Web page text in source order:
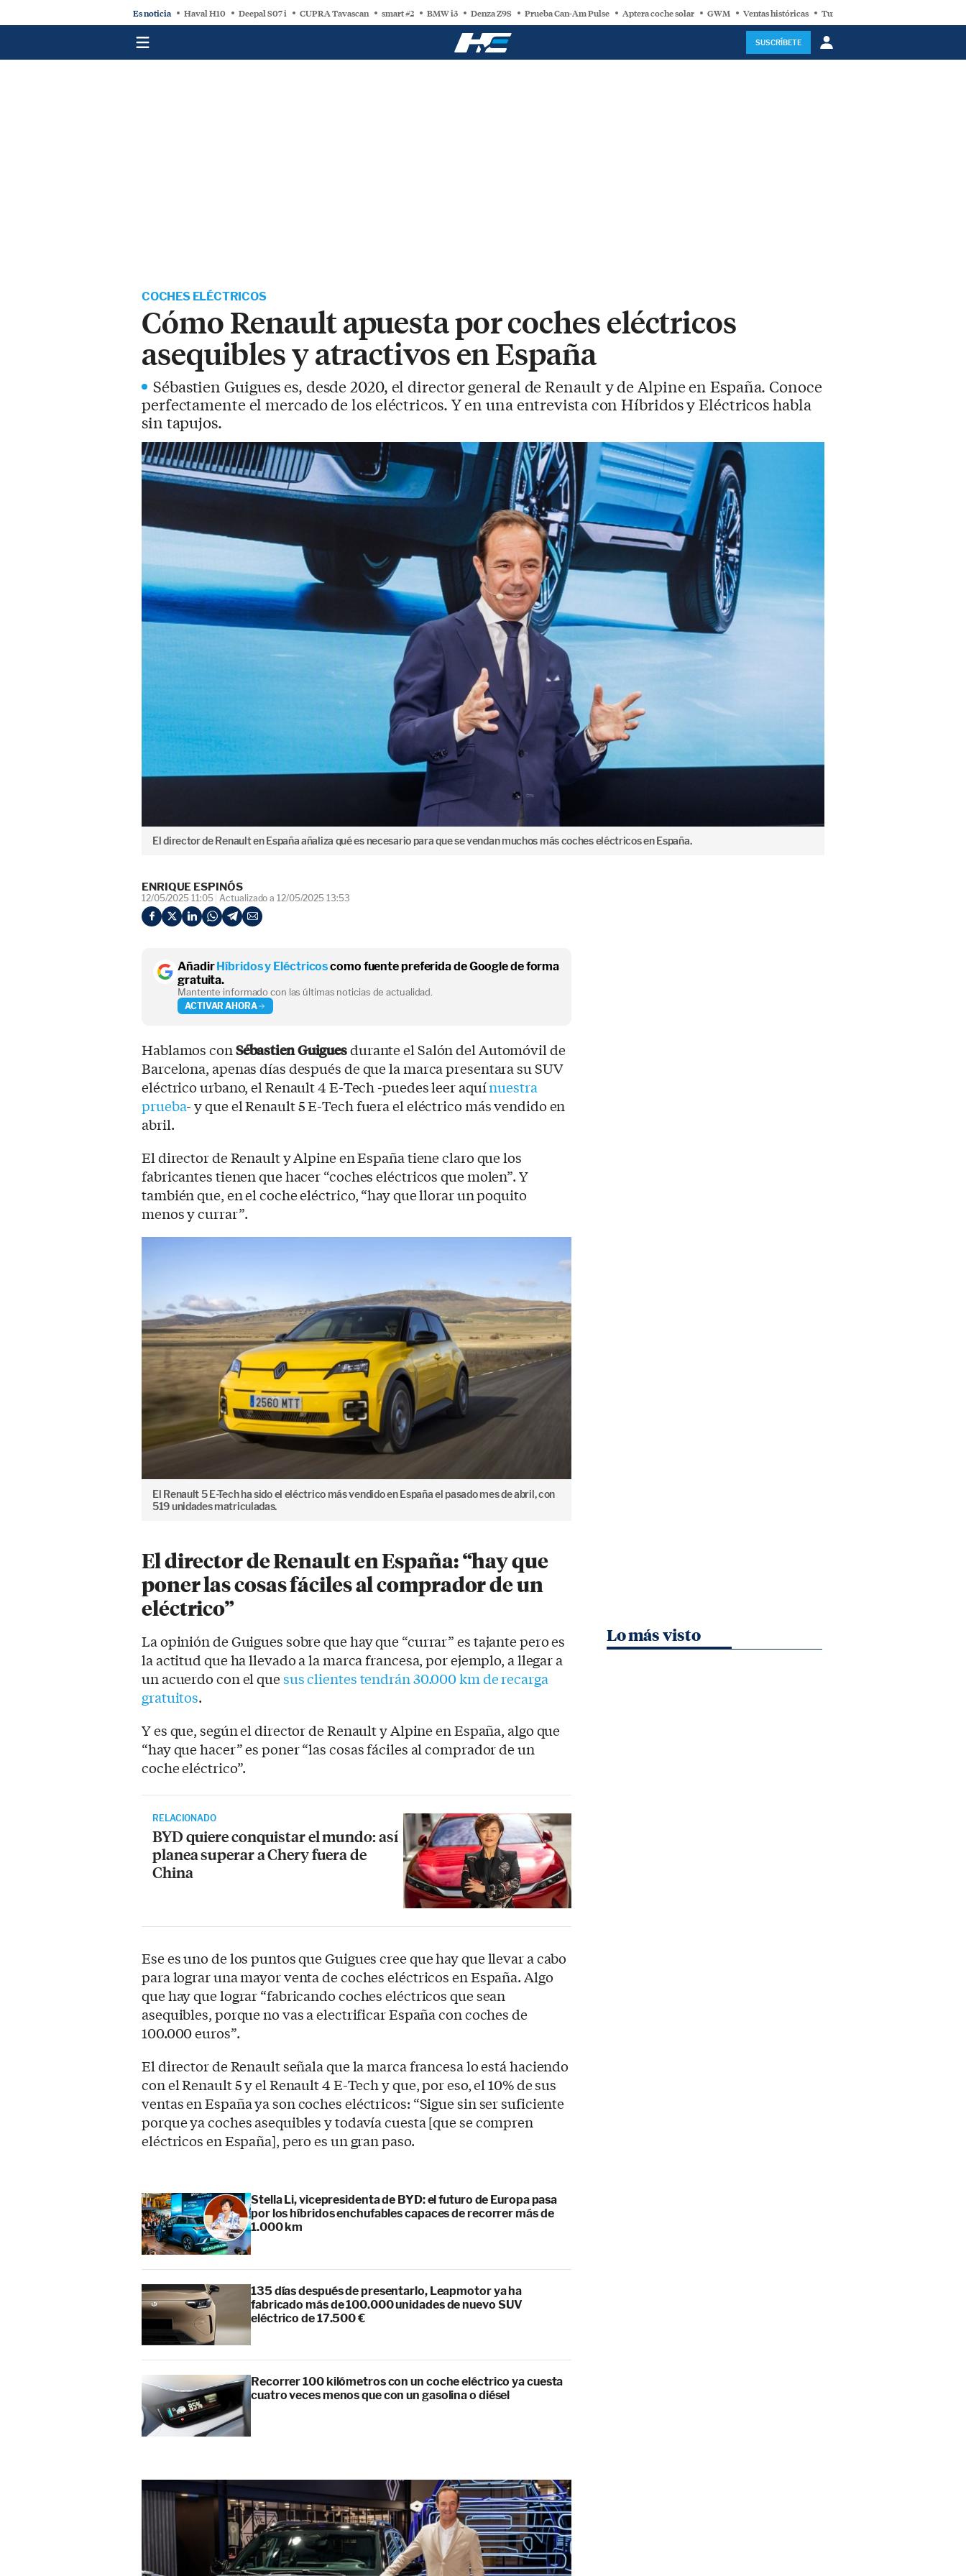
Es noticia Haval H10 Deepal S07 i CUPRA Tavascan smart #2 BMW i3 Denza Z9S Prueba Can-Am Pulse Aptera coche solar GWM Ventas históricas Turbina eólica
SUSCRÍBETE
COCHES ELÉCTRICOS
Cómo Renault apuesta por coches eléctricos
asequibles y atractivos en España
Sébastien Guigues es, desde 2020, el director general de Renault y de Alpine en España. Conoce
perfectamente el mercado de los eléctricos. Y en una entrevista con Híbridos y Eléctricos habla
sin tapujos.
El director de Renault en España añaliza qué es necesario para que se vendan muchos más coches eléctricos en España.
ENRIQUE ESPINÓS
12/05/2025 11:05 Actualizado a 12/05/2025 13:53
Añadir Híbridos y Eléctricoscomo fuente preferida de Google de forma
gratuita.
Mantente informado con las últimas noticias de actualidad.
ACTIVAR AHORA
Hablamos conSébastien Guiguesdurante el Salón del Automóvil de
Barcelona, apenas días después de que la marca presentara su SUV
eléctrico urbano, el Renault 4 E-Tech -puedes leer aquínuestra
prueba- y que el Renault 5 E-Tech fuera el eléctrico más vendido en
abril.
El director de Renault y Alpine en España tiene claro que los
fabricantes tienen que hacer “coches eléctricos que molen”. Y
también que, en el coche eléctrico, “hay que llorar un poquito
menos y currar”.
El Renault 5 E-Tech ha sido el eléctrico más vendido en España el pasado mes de abril, con
519 unidades matriculadas.
El director de Renault en España: “hay que
poner las cosas fáciles al comprador de un
eléctrico”
La opinión de Guigues sobre que hay que “currar” es tajante pero es
la actitud que ha llevado a la marca francesa, por ejemplo, a llegar a
un acuerdo con el quesus clientes tendrán 30.000 km de recarga
gratuitos.
Y es que, según el director de Renault y Alpine en España, algo que
“hay que hacer” es poner “las cosas fáciles al comprador de un
coche eléctrico”.
RELACIONADO
BYD quiere conquistar el mundo: así
planea superar a Chery fuera de
China
Ese es uno de los puntos que Guigues cree que hay que llevar a cabo
para lograr una mayor venta de coches eléctricos en España. Algo
que hay que lograr “fabricando coches eléctricos que sean
asequibles, porque no vas a electrificar España con coches de
100.000 euros”.
El director de Renault señala que la marca francesa lo está haciendo
con el Renault 5 y el Renault 4 E-Tech y que, por eso, el 10% de sus
ventas en España ya son coches eléctricos: “Sigue sin ser suficiente
porque ya coches asequibles y todavía cuesta [que se compren
eléctricos en España], pero es un gran paso.
Stella Li, vicepresidenta de BYD: el futuro de Europa pasa
por los híbridos enchufables capaces de recorrer más de
1.000 km
135 días después de presentarlo, Leapmotor ya ha
fabricado más de 100.000 unidades de nuevo SUV
eléctrico de 17.500 €
Recorrer 100 kilómetros con un coche eléctrico ya cuesta
cuatro veces menos que con un gasolina o diésel
Lo más visto